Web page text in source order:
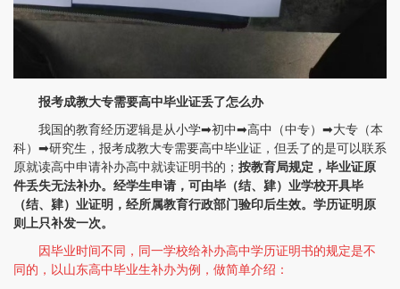
报考成教大专需要高中毕业证丢了怎么办
我国的教育经历逻辑是从小学➡初中➡高中（中专）➡大专（本
科）➡研究生，报考成教大专需要高中毕业证，但丢了的是可以联系
原就读高中申请补办高中就读证明书的； 按教育局规定，毕业证原
件丢失无法补办。经学生申请，可由毕（结、肄）业学校开具毕
（结、肄）业证明，经所属教育行政部门验印后生效。学历证明原
则上只补发一次。
因毕业时间不同，同一学校给补办高中学历证明书的规定是不
同的，以山东高中毕业生补办为例，做简单介绍：